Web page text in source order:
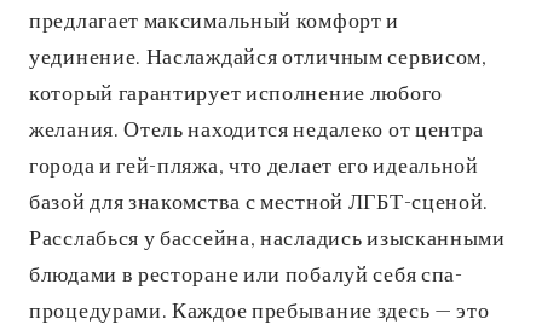
предлагает максимальный комфорт и
уединение. Наслаждайся отличным сервисом,
который гарантирует исполнение любого
желания. Отель находится недалеко от центра
города и гей-пляжа, что делает его идеальной
базой для знакомства с местной ЛГБТ-сценой.
Расслабься у бассейна, насладись изысканными
блюдами в ресторане или побалуй себя спа-
процедурами. Каждое пребывание здесь — это